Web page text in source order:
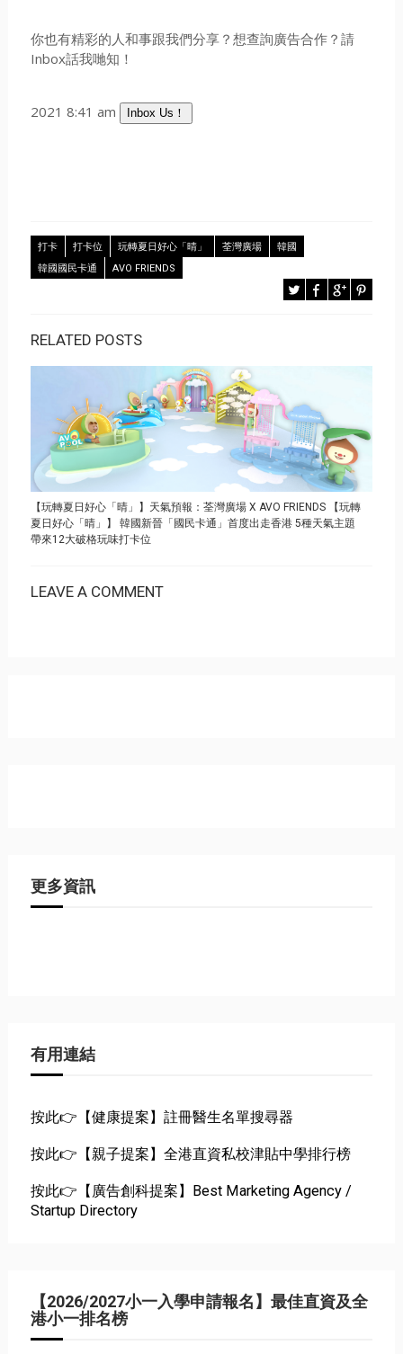
你也有精彩的人和事跟我們分享？想查詢廣告合作？請
Inbox話我哋知！
2021 8:41 am Inbox Us！
打卡 打卡位 玩轉夏日好心「晴」 荃灣廣場
韓國
韓國國民卡通
AVO FRIENDS
RELATED POSTS
【玩轉夏日好心「晴」】天氣預報：荃灣廣場 X AVO FRIENDS 【玩轉
夏日好心「晴」】 韓國新晉「國民卡通」首度出走香港 5種天氣主題
帶來12大破格玩味打卡位
LEAVE A COMMENT
更多資訊
有用連結
按此👉【健康提案】註冊醫生名單搜尋器
按此👉【親子提案】全港直資私校津貼中學排行榜
按此👉【廣告創科提案】Best Marketing Agency /
Startup Directory
【2026/2027小一入學申請報名】最佳直資及全
港小一排名榜